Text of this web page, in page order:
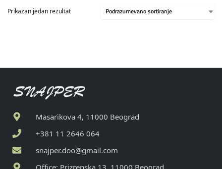
Prikazan jedan rezultat
Masarikova 4, 11000 Beograd
+381 11 2646 064
snajper.doo@gmail.com